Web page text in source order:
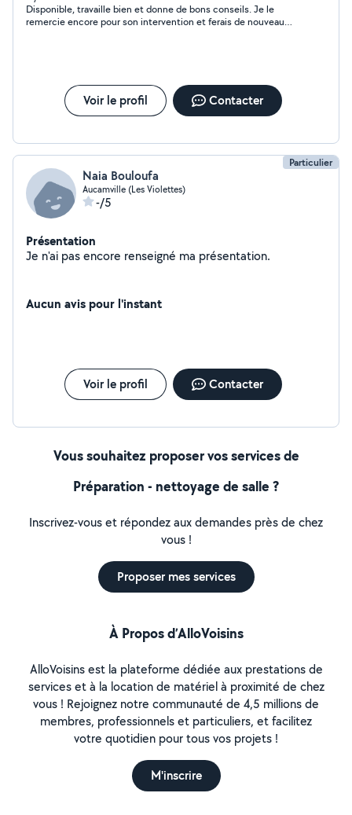
Disponible, travaille bien et donne de bons conseils. Je le
remercie encore pour son intervention et ferais de nouveau
Voir le profil Contacter
Particulier
Naia Bouloufa
Aucamville (Les Violettes)
-/5
Présentation
Je n'ai pas encore renseigné ma présentation.
Aucun avis pour l'instant
Voir le profil Contacter
Vous souhaitez proposer vos services de
Préparation - nettoyage de salle ?
Inscrivez-vous et répondez aux demandes près de chez
vous !
Proposer mes services
À Propos d’AlloVoisins
AlloVoisins est la plateforme dédiée aux prestations de
services et à la location de matériel à proximité de chez
vous ! Rejoignez notre communauté de 4,5 millions de
membres, professionnels et particuliers, et facilitez
votre quotidien pour tous vos projets !
M'inscrire